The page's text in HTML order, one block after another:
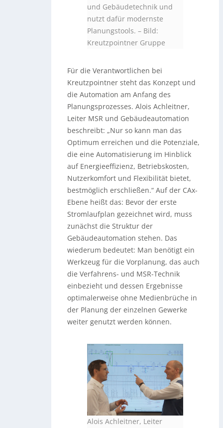
und Gebäudetechnik und
nutzt dafür modernste
Planungstools. – Bild:
Kreutzpointner Gruppe
Für die Verantwortlichen bei
Kreutzpointner steht das Konzept und
die Automation am Anfang des
Planungsprozesses. Alois Achleitner,
Leiter MSR und Gebäudeautomation
beschreibt: „Nur so kann man das
Optimum erreichen und die Potenziale,
die eine Automatisierung im Hinblick
auf Energieeffizienz, Betriebskosten,
Nutzerkomfort und Flexibilität bietet,
bestmöglich erschließen.“ Auf der CAx-
Ebene heißt das: Bevor der erste
Stromlaufplan gezeichnet wird, muss
zunächst die Struktur der
Gebäudeautomation stehen. Das
wiederum bedeutet: Man benötigt ein
Werkzeug für die Vorplanung, das auch
die Verfahrens- und MSR-Technik
einbezieht und dessen Ergebnisse
optimalerweise ohne Medienbrüche in
der Planung der einzelnen Gewerke
weiter genutzt werden können.
Alois Achleitner, Leiter